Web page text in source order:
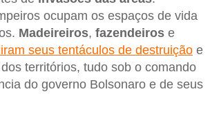
ocupam os espaços de vida
Madeireiros, fazendeiros e
seus tentáculos de destruição e
territórios, tudo sob o comando
do governo Bolsonaro e de seus